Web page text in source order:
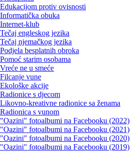
Edukacijom protiv ovisnosti
Informatička obuka
Internet-klub
Tečaj engleskog jezika
Tečaj njemačkog jezika
Podjela besplatnih obroka
Pomoć starim osobama
Vreće ne u smeće
Filcanje vune
Ekološke akcije
Radionice s djecom
Likovno-kreativne radionice sa ženama
Radionica s vunom
"Oazini" fotoalbumi na Facebooku (2022)
"Oazini" fotoalbumi na Facebooku (2021)
"Oazini" fotoalbumi na Facebooku (2020)
"Oazini" fotoalbumi na Facebooku (2019)